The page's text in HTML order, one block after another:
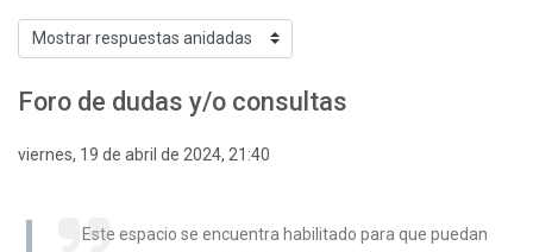
Mostrar modo
Foro de dudas y/o consultas
Este espacio se encuentra habilitado para que puedan
viernes, 19 de abril de 2024, 21:40
Número de respuestas: 0